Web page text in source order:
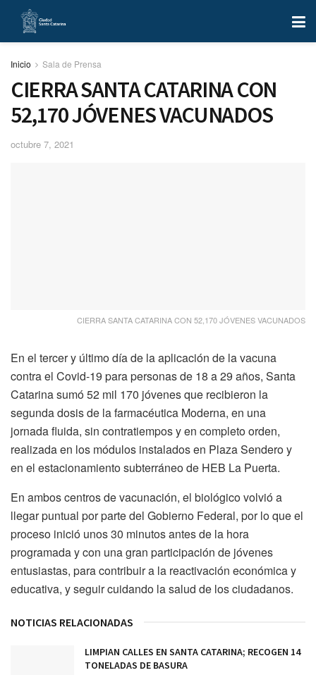
Inicio Sala de Prensa
CIERRA SANTA CATARINA CON
52,170 JÓVENES VACUNADOS
octubre 7, 2021
CIERRA SANTA CATARINA CON 52,170 JÓVENES VACUNADOS
En el tercer y último día de la aplicación de la vacuna
contra el Covid-19 para personas de 18 a 29 años, Santa
Catarina sumó 52 mil 170 jóvenes que recibieron la
segunda dosis de la farmacéutica Moderna, en una
jornada fluida, sin contratiempos y en completo orden,
realizada en los módulos instalados en Plaza Sendero y
en el estacionamiento subterráneo de HEB La Puerta.
En ambos centros de vacunación, el biológico volvió a
llegar puntual por parte del Gobierno Federal, por lo que el
proceso inició unos 30 minutos antes de la hora
programada y con una gran participación de jóvenes
entusiastas, para contribuir a la reactivación económica y
educativa, y seguir cuidando la salud de los ciudadanos.
NOTICIAS RELACIONADAS
LIMPIAN CALLES EN SANTA CATARINA; RECOGEN 14
TONELADAS DE BASURA